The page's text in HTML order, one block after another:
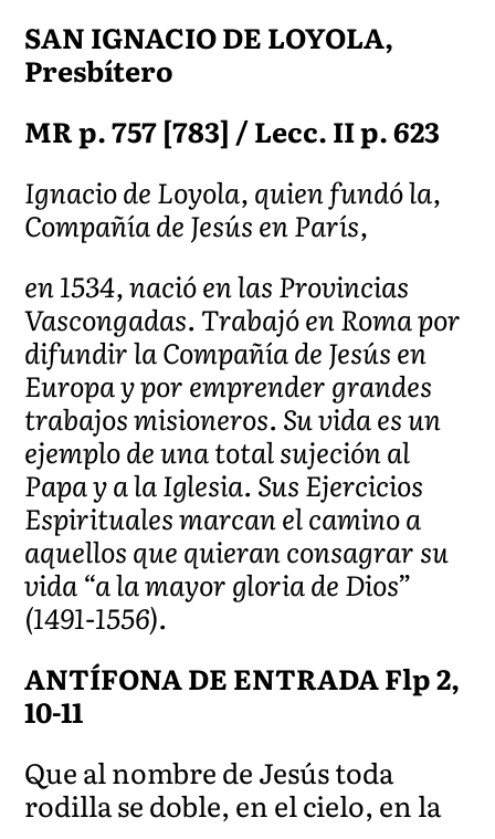
SAN IGNACIO DE LOYOLA,
Presbítero
MR p. 757 [783] / Lecc. II p. 623
Ignacio de Loyola, quien fundó la,
Compañía de Jesús en París,
en 1534, nació en las Provincias
Vascongadas. Trabajó en Roma por
difundir la Compañía de Jesús en
Europa y por emprender grandes
trabajos misioneros. Su vida es un
ejemplo de una total sujeción al
Papa y a la Iglesia. Sus Ejercicios
Espirituales marcan el camino a
aquellos que quieran consagrar su
vida “a la mayor gloria de Dios”
(1491-1556).
ANTÍFONA DE ENTRADA Flp 2,
10-11
Que al nombre de Jesús toda
rodilla se doble, en el cielo, en la